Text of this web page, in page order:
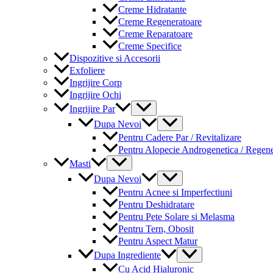
Creme Hidratante
Creme Regeneratoare
Creme Reparatoare
Creme Specifice
Dispozitive si Accesorii
Exfoliere
Ingrijire Corp
Ingrijire Ochi
Ingrijire Par
Menu
Toggle
Dupa Nevoi
Menu
Toggle
Pentru Cadere Par / Revitalizare
Pentru Alopecie Androgenetica /
Masti
Menu
Toggle
Dupa Nevoi
Menu
Toggle
Pentru Acnee si Imperfectiuni
Pentru Deshidratare
Pentru Pete Solare si Melasma
Pentru Tern, Obosit
Pentru Aspect Matur
Dupa Ingrediente
Menu
Toggle
Cu Acid Hialuronic